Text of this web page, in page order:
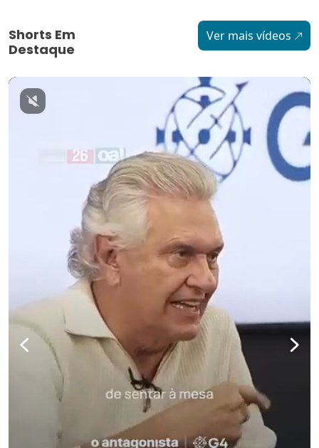
Shorts Em
Destaque
Ver mais vídeos